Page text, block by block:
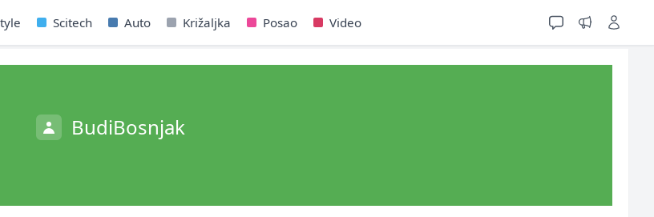
Scitech Auto Križaljka Posao Video
BudiBosnjak